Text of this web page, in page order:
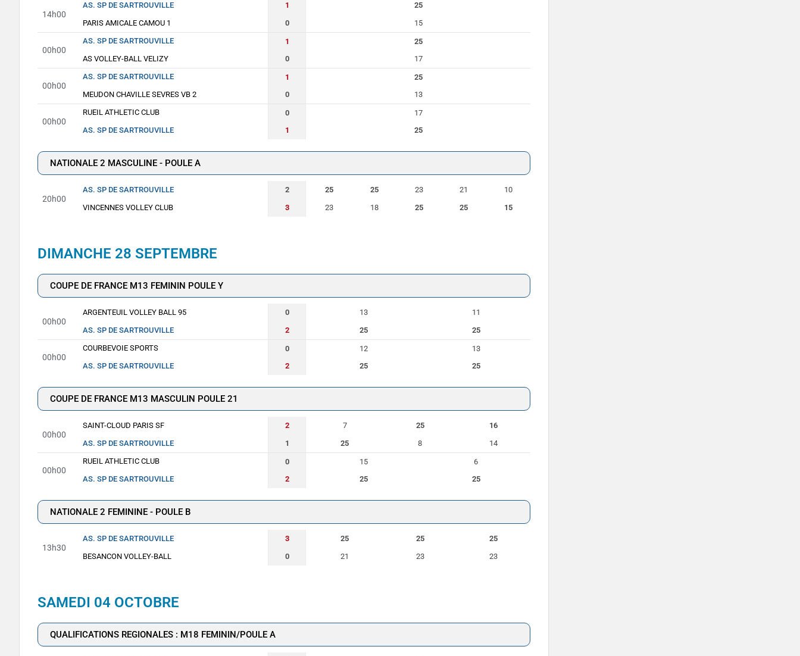
14h00
AS. SP DE SARTROUVILLE 1
25
PARIS AMICALE CAMOU 1
0 15
00h00
AS. SP DE SARTROUVILLE 1
25
AS VOLLEY-BALL VELIZY
0 17
00h00
AS. SP DE SARTROUVILLE 1
25
MEUDON CHAVILLE SEVRES VB 2
0 13
00h00
RUEIL ATHLETIC CLUB 0
17
AS. SP DE SARTROUVILLE
1 25
NATIONALE 2 MASCULINE - POULE A
20h00
AS. SP DE SARTROUVILLE 2 25 25 23 21
10
VINCENNES VOLLEY CLUB
3 23 18 25 25 15
DIMANCHE 28 SEPTEMBRE
COUPE DE FRANCE M13 FEMININ POULE Y
00h00
ARGENTEUIL VOLLEY BALL 95 0 13
11
AS. SP DE SARTROUVILLE
2 25 25
00h00
COURBEVOIE SPORTS 0 12
13
AS. SP DE SARTROUVILLE
2 25 25
COUPE DE FRANCE M13 MASCULIN POULE 21
00h00
SAINT-CLOUD PARIS SF 2 7 25
16
AS. SP DE SARTROUVILLE
1 25 8 14
00h00
RUEIL ATHLETIC CLUB 0 15
6
AS. SP DE SARTROUVILLE
2 25 25
NATIONALE 2 FEMININE - POULE B
13h30
AS. SP DE SARTROUVILLE 3 25 25
25
BESANCON VOLLEY-BALL
0 21 23 23
SAMEDI 04 OCTOBRE
QUALIFICATIONS REGIONALES : M18 FEMININ/POULE A